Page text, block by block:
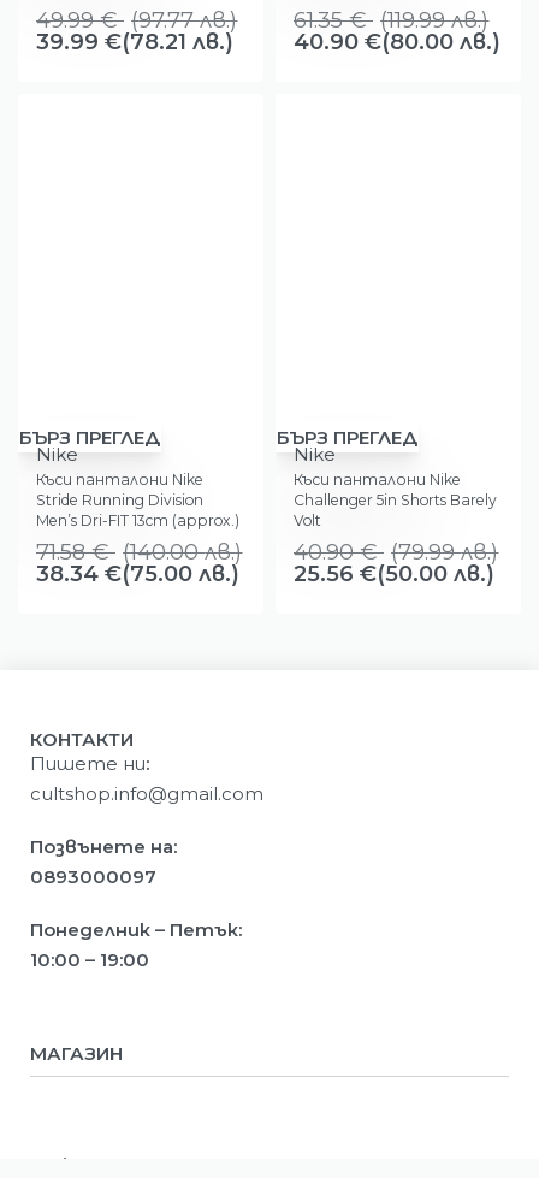
49.99€ (97.77лв.)
39.99 €(78.21 лв.)
61.35€ (119.99лв.)
40.90 €(80.00 лв.)
-46%
БЪРЗ ПРЕГЛЕД
Nike
Къси панталони Nike
Stride Running Division
Men’s Dri-FIT 13cm (approx.)
Brief-lined Running Shorts
Bright Mandarin
71.58€ (140.00лв.)
38.34 €(75.00 лв.)
-38%
БЪРЗ ПРЕГЛЕД
Nike
Къси панталони Nike
Challenger 5in Shorts Barely
Volt
40.90€ (79.99лв.)
25.56 €(50.00 лв.)
КОНТАКТИ
Пишете ни:
cultshop.info@gmail.com
Позвънете на:
0893000097
Понеделник – Петък:
10:00 – 19:00
МАГАЗИН
Деца
ИНФОРМАЦИЯ